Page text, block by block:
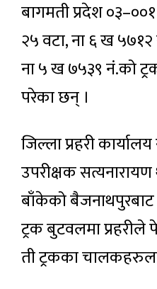
बागमती प्रदेश
२५ वटा, ना ६ ख ५७१२
ना ५ ख ७५३९ नं.को
परेका छन् ।
जिल्ला प्रहरी
उपरीक्षक
बाँकेको
ट्रक बुटवलमा प्रहरीले
ती ट्रकका